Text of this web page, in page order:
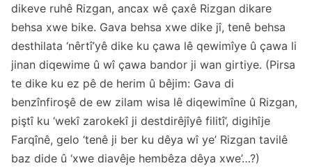
dikeve ruhê Rizgan, ancax wê çaxê Rizgan dikare
behsa xwe bike. Gava behsa xwe dike jî, tenê behsa
desthilata ‘nêrtî’yê dike ku çawa lê qewimîye û çawa li
jinan diqewime û wî çawa bandor ji wan girtiye. (Pirsa
te dike ku ez pê de herim û bêjim: Gava di
benzînfiroşê de ew zilam wisa lê diqewimîne û Rizgan,
piştî ku ‘wekî zarokekî ji destdirêjîyê filitî’, digihîje
Farqînê, gelo ‘tenê ji ber ku dêya wî ye’ Rizgan tavilê
baz dide û ‘xwe diavêje hembêza dêya xwe’…?)